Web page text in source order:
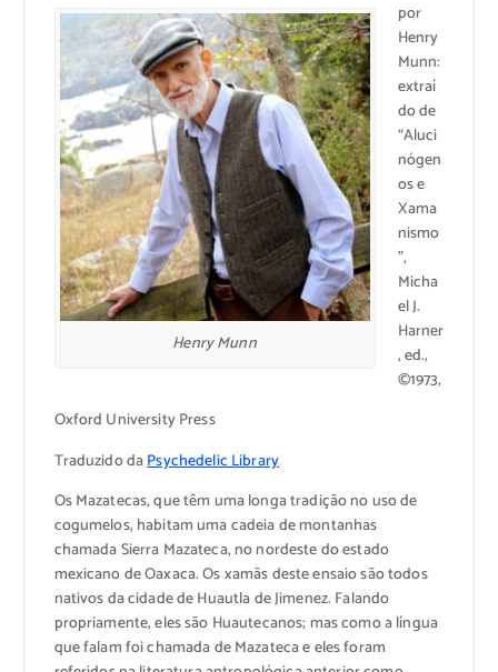
Henry Munn
por
Henry
Munn:
extraí
do de
“Aluci
nógen
os e
Xama
nismo
”,
Micha
el J.
Harner
, ed.,
©1973,
Oxford University Press
Traduzido daPsychedelic Library
Os Mazatecas, que têm uma longa tradição no uso de
cogumelos, habitam uma cadeia de montanhas
chamada Sierra Mazateca, no nordeste do estado
mexicano de Oaxaca. Os xamãs deste ensaio são todos
nativos da cidade de Huautla de Jimenez. Falando
propriamente, eles são Huautecanos; mas como a língua
que falam foi chamada de Mazateca e eles foram